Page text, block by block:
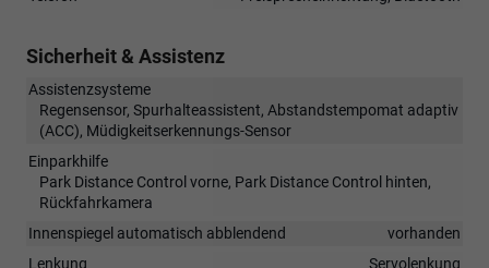
Sicherheit & Assistenz
Assistenzsysteme
Regensensor, Spurhalteassistent, Abstandstempomat adaptiv
(ACC), Müdigkeitserkennungs-Sensor
Einparkhilfe
Park Distance Control vorne, Park Distance Control hinten,
Rückfahrkamera
Innenspiegel automatisch abblendend
vorhanden
Lenkung
Servolenkung